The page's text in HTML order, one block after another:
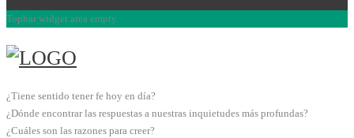
Topbar widget area empty.
¿Tiene sentido tener fe hoy en día?
¿Dónde encontrar las respuestas a nuestras inquietudes más profundas?
¿Cuáles son las razones para creer?